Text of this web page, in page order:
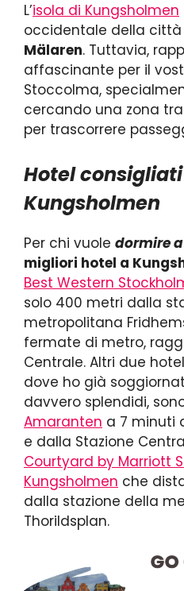
L’isola di Kungsholmen
occidentale della città
Mälaren. Tuttavia,
affascinante per il
Stoccolma,
cercando una zona
per trascorrere
Hotel
Kungsholmen
Per chi vuole dormire
migliori hotel a
Best Western
solo 400 metri dalla
metropolitana
fermate di metro,
Centrale. Altri due
dove ho già
davvero splendidi,
Amaranten a 7 minuti
e dalla Stazione
Courtyard by Marriott
Kungsholmen che
dalla stazione della
Thorildsplan.